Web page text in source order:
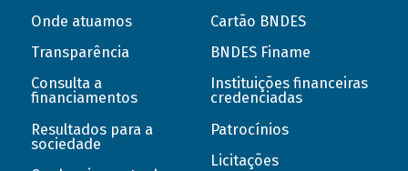
Onde atuamos
Transparência
Consulta a
financiamentos
Resultados para a
sociedade
Cartão BNDES
BNDES Finame
Instituições financeiras
credenciadas
Patrocínios
Licitações